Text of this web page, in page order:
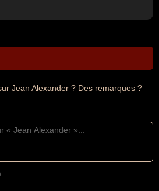
Jean Alexander ? Des remarques ?